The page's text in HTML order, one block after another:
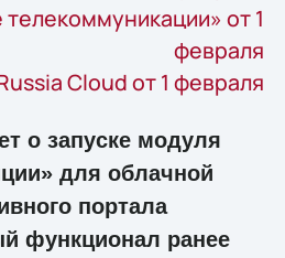
от 1
февраля
Cloud от 1 февраля
о запуске модуля
для облачной
портала
функционал ранее